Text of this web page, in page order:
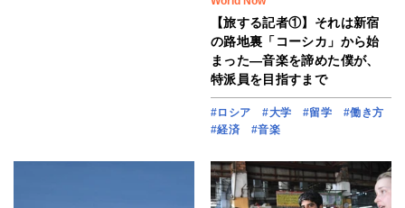
【旅する記者①】それは新宿
の路地裏「コーシカ」から始
まった―音楽を諦めた僕が、
特派員を目指すまで
#ロシア #大学 #留学
#働き方
#経済
#音楽